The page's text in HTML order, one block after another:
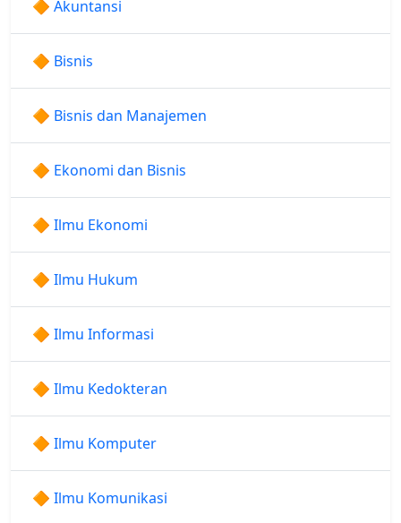
🔶 Akuntansi
🔶 Bisnis
🔶 Bisnis dan Manajemen
🔶 Ekonomi dan Bisnis
🔶 Ilmu Ekonomi
🔶 Ilmu Hukum
🔶 Ilmu Informasi
🔶 Ilmu Kedokteran
🔶 Ilmu Komputer
🔶 Ilmu Komunikasi